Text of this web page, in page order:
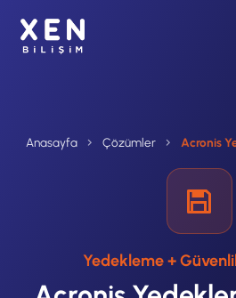
Anasayfa Çözümler Acronis
Yedekleme +